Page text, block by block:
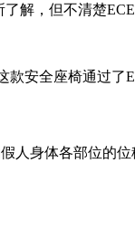
解，但不清楚
安全座椅通过
身体各部位的